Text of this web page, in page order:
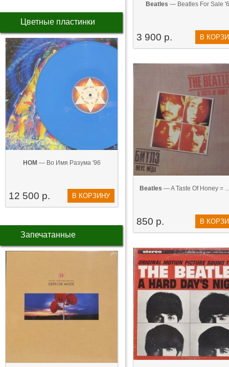
Цветные пластинки
НОМ — Во Имя Разума '96
12 500 р. В КОРЗИНУ
Запечатанные
Beatles — Beatles For Sale
3 900 р. В
Beatles — A Taste Of Honey =
850 р. В